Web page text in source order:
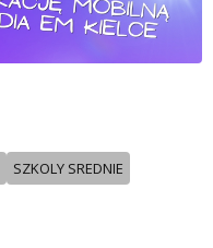
SZKOLY SREDNIE